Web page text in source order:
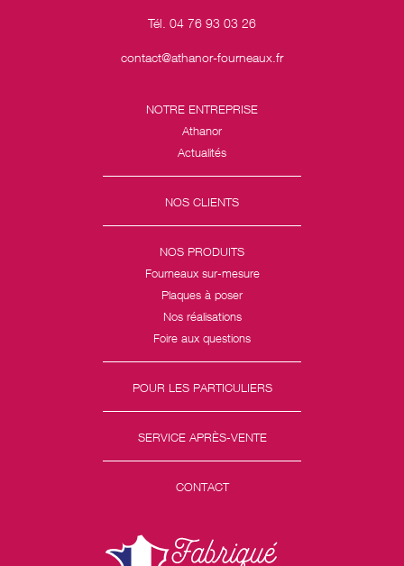
Tél. 04 76 93 03 26
contact@athanor-fourneaux.fr
NOTRE ENTREPRISE
Athanor
Actualités
NOS CLIENTS
NOS PRODUITS
Fourneaux sur-mesure
Plaques à poser
Nos réalisations
Foire aux questions
POUR LES PARTICULIERS
SERVICE APRÈS-VENTE
CONTACT